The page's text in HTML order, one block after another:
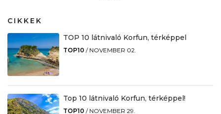
CIKKEK
TOP 10 látnivaló Korfun, térképpel
TOP10 / NOVEMBER 02.
Top 10 látnivaló Korfun, térképpel!
TOP10 / NOVEMBER 29.